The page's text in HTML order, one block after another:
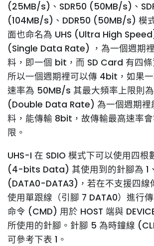
(25MB/s)、SDR50 (50MB/s)、
(104MB/s)、DDR50 (50MB/s) 模
面也命名為 UHS (Ultra High
(Single Data Rate) ，為一個週期
料，即一個 bit，而 SD Card 有四
所以一個週期裡可以傳 4bit，如果
速率為 50MB/s 其最大頻率上限則為
(Double Data Rate) 為一個週期裡
料，能傳輸 8bit，故傳輸最高速率
限。
UHS-I 在 SDIO 模式下可以使用四根
(4-bits Data) 其使用到的針腳為 1
(DATA0-DATA3)，若在不支援四線
使用單跟線（引腳 7 DATA0）進行
命令 (CMD) 用於 HOST 端與
所使用的針腳。針腳 5 為時鐘線
可參考下表 1。